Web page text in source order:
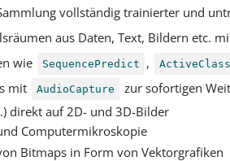
vollständig trainierter und
aus Daten, Text, Bildern etc.
wie
SequencePredict ,
mit AudioCapture
zur sofortigen
direkt auf 2D- und 3D-Bilder
Computermikroskopie
Bitmaps in Form von Vektorgrafiken